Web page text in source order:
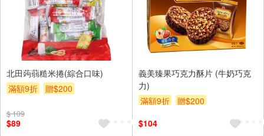
北田蒟蒻糙米捲(綜合口味)
滿額9折
贈$200
$ 109
$89
義美臻果巧克力酥片 (牛奶巧克
力)
滿額9折
贈$200
$104